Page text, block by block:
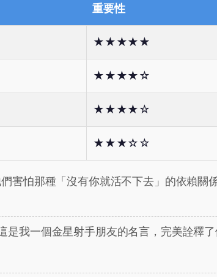
重要性
★★★★★
★★★★☆
★★★★☆
★★★☆☆
害怕那種「沒有你就活不下去」的依賴關
是我一個金星射手朋友的名言，完美詮釋